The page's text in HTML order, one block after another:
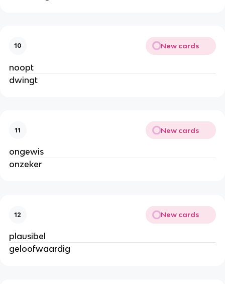
10 New cards
noopt
dwingt
11 New cards
ongewis
onzeker
12 New cards
plausibel
geloofwaardig